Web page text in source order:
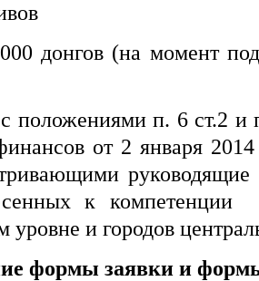
донгов (на момент
с положениями п. 6 ст.2 и
от 2 января
руководящие
к компетенции
уровне и городов
формы заявки и